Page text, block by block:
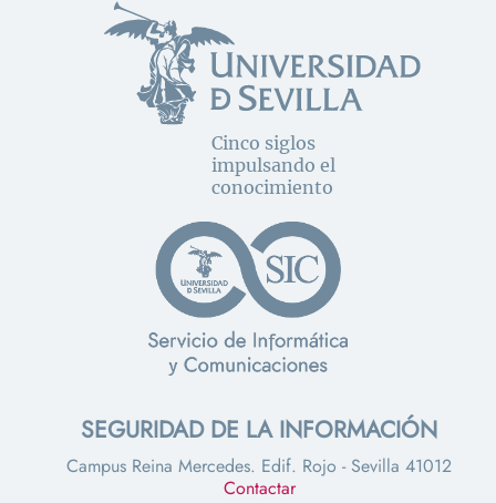
Cinco siglos
impulsando el
conocimiento
SEGURIDAD DE LA INFORMACIÓN
Campus Reina Mercedes. Edif. Rojo - Sevilla 41012
Contactar